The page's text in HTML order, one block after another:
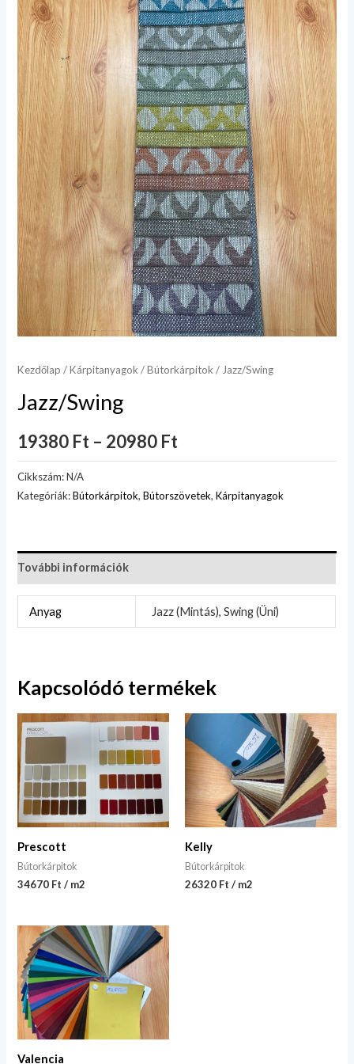
Kezdőlap /Kárpitanyagok /Bútorkárpitok / Jazz/Swing
Jazz/Swing
19380 Ft – 20980 Ft
Cikkszám:N/A
Kategóriák:Bútorkárpitok,Bútorszövetek,Kárpitanyagok
További információk
Anyag Jazz (Mintás), Swing (Üni)
Kapcsolódó termékek
Prescott
Bútorkárpitok
34670 Ft / m2
Kelly
Bútorkárpitok
26320 Ft / m2
Valencia